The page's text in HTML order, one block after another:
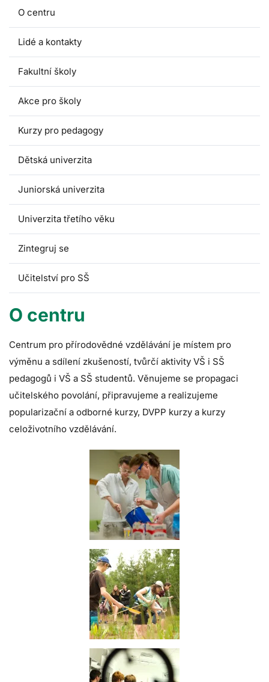
O centru
Lidé a kontakty
Fakultní školy
Akce pro školy
Kurzy pro pedagogy
Dětská univerzita
Juniorská univerzita
Univerzita třetího věku
Zintegruj se
Učitelství pro SŠ
O centru
Centrum pro přírodovědné vzdělávání je místem pro
výměnu a sdílení zkušeností, tvůrčí aktivity VŠ i SŠ
pedagogů i VŠ a SŠ studentů. Věnujeme se propagaci
učitelského povolání, připravujeme a realizujeme
popularizační a odborné kurzy, DVPP kurzy a kurzy
celoživotního vzdělávání.